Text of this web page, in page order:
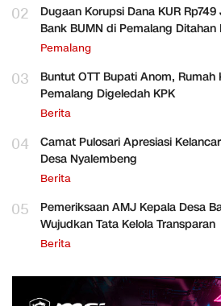
02
Dugaan Korupsi Dana KUR
Bank BUMN di Pemalang Ditahan
Pemalang
03
Buntut OTT Bupati Anom, Rumah
Pemalang Digeledah KPK
Berita
04
Camat Pulosari Apresiasi
Desa Nyalembeng
Berita
05
Pemeriksaan AMJ Kepala Desa
Wujudkan Tata Kelola Transparan
Berita